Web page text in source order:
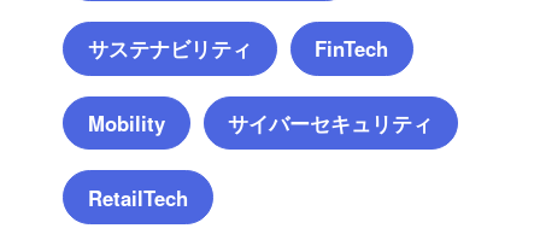
サステナビリティ FinTech
Mobility サイバーセキュリティ
RetailTech